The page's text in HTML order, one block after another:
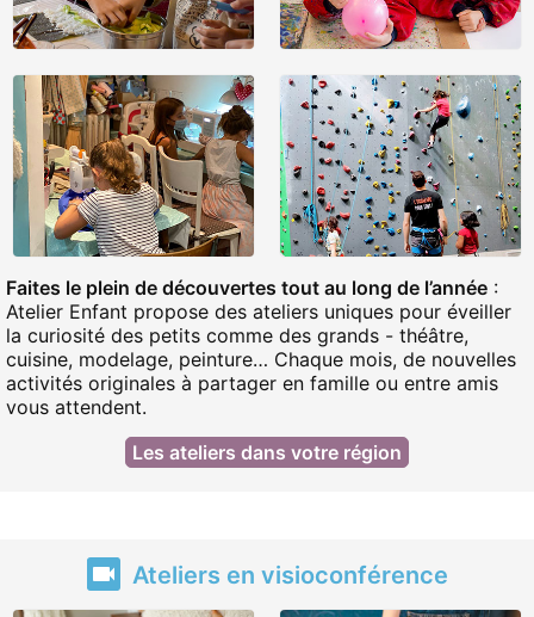
Faites le plein de découvertes tout au long de l’année :
Atelier Enfant propose des ateliers uniques pour éveiller
la curiosité des petits comme des grands - théâtre,
cuisine, modelage, peinture… Chaque mois, de nouvelles
activités originales à partager en famille ou entre amis
vous attendent.
Les ateliers dans votre région
Ateliers en visioconférence